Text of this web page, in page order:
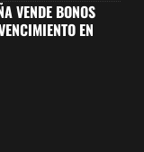
VENDE BONOS
EN